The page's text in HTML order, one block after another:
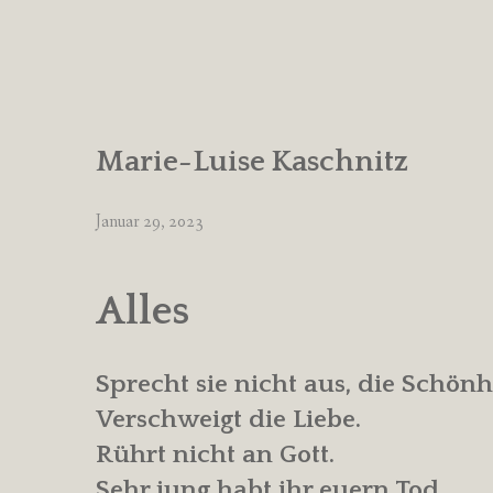
Marie-Luise Kaschnitz
Januar 29, 2023
Alles
Sprecht sie nicht aus, die
Verschweigt die Liebe.
Rührt nicht an Gott.